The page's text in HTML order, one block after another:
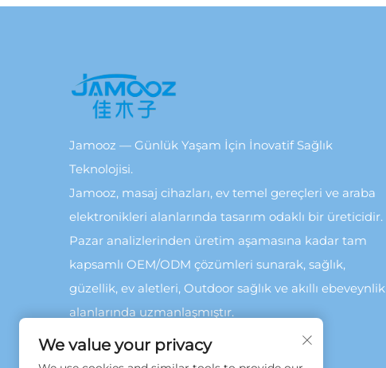
Jamooz — Günlük Yaşam İçin İnovatif Sağlık
Teknolojisi.
Jamooz, masaj cihazları, ev temel gereçleri ve araba
elektronikleri alanlarında tasarım odaklı bir üreticidir.
Pazar analizlerinden üretim aşamasına kadar tam
kapsamlı OEM/ODM çözümleri sunarak, sağlık,
güzellik, ev aletleri, Outdoor sağlık ve akıllı ebeveynlik
alanlarında uzmanlaşmıştır.
We value your privacy